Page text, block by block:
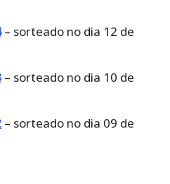
– sorteado no dia 12 de
– sorteado no dia 10 de
– sorteado no dia 09 de